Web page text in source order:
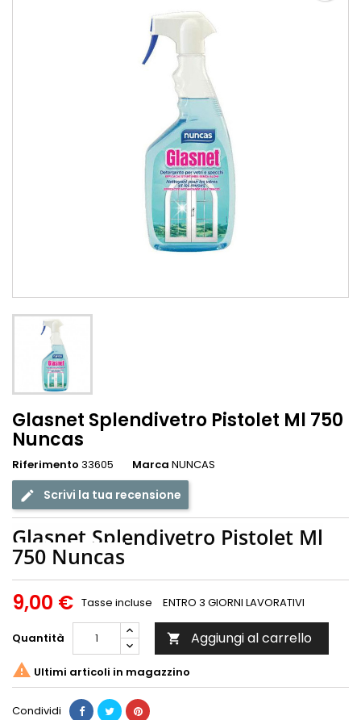
Glasnet Splendivetro Pistolet Ml 750
Nuncas
Riferimento 33605 Marca NUNCAS
Scrivi la tua recensione
Glasnet Splendivetro Pistolet Ml
750 Nuncas
9,00 € Tasse incluse ENTRO 3 GIORNI LAVORATIVI
Quantità  Aggiungi al carrello
 Ultimi articoli in magazzino
Condividi